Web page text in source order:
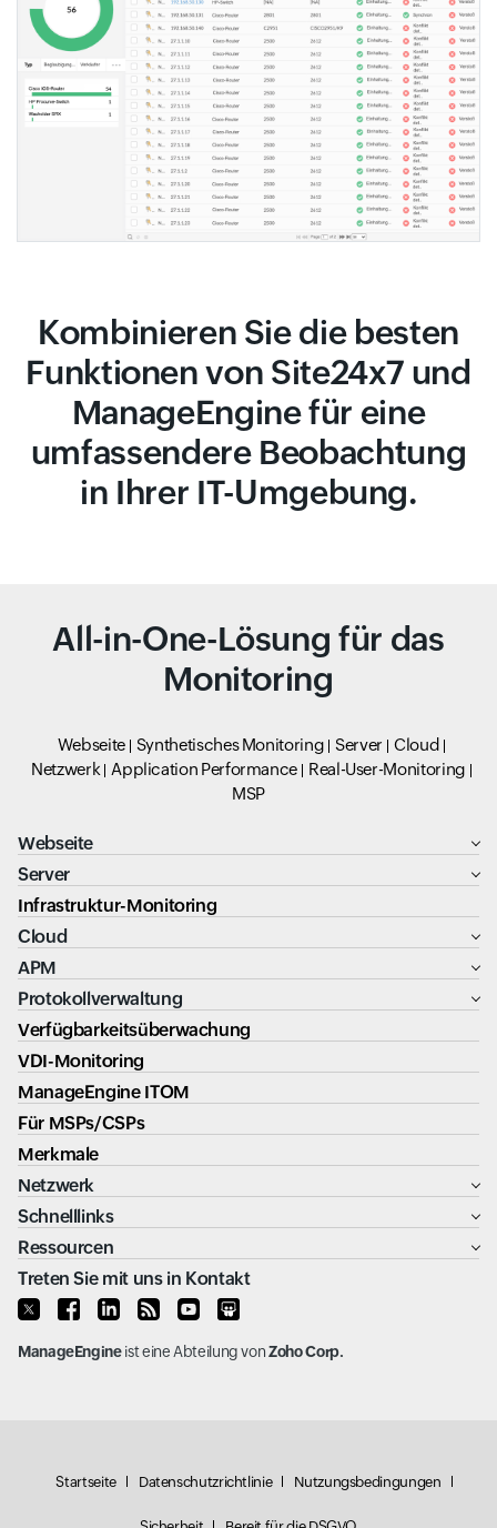
Kombinieren Sie die besten
Funktionen von Site24x7 und
ManageEngine für eine
umfassendere Beobachtung
in Ihrer IT-Umgebung.
All-in-One-Lösung für das
Monitoring
Webseite Synthetisches Monitoring Server
Cloud
Netzwerk
Application Performance
Real-User-Monitoring
MSP
Webseite
Server
Infrastruktur-Monitoring
Cloud
APM
Protokollverwaltung
Verfügbarkeitsüberwachung
VDI-Monitoring
ManageEngine ITOM
Für MSPs/CSPs
Merkmale
Netzwerk
Schnelllinks
Ressourcen
Treten Sie mit uns in Kontakt
ManageEngineist eine Abteilung vonZoho Corp.
Startseite Datenschutzrichtlinie Nutzungsbedingungen